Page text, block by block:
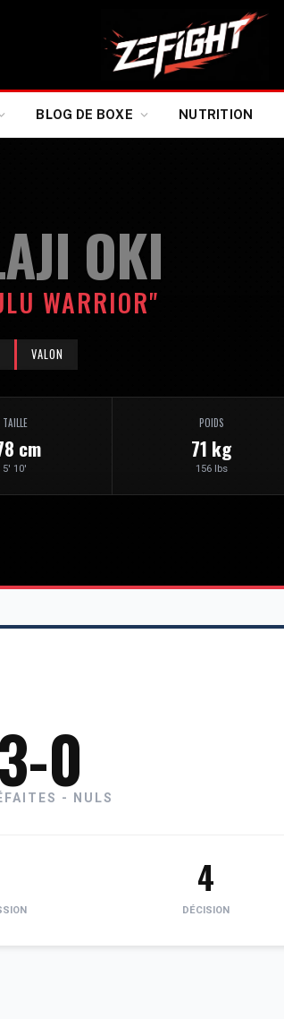
BLOG DE BOXE NUTRITION
OKI
WARRIOR"
VALON
TAILLE
cm
5' 10'
POIDS
71 kg
156 lbs
0
- NULS
4
DÉCISION